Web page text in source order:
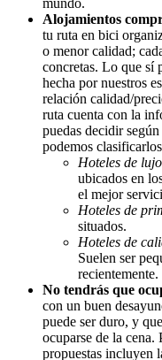
mundo.
Alojamientos
tu ruta en bici
o menor calidad;
concretas. Lo que sí
hecha por nuestros
relación calidad/
ruta cuenta con la
puedas decidir
podemos
Hoteles de lujo
ubicados en
el mejor
Hoteles de
situados.
Hoteles de
Suelen ser
recientemente.
No tendrás que
con un buen
puede ser duro, y
ocuparse de la cena.
propuestas incluyen